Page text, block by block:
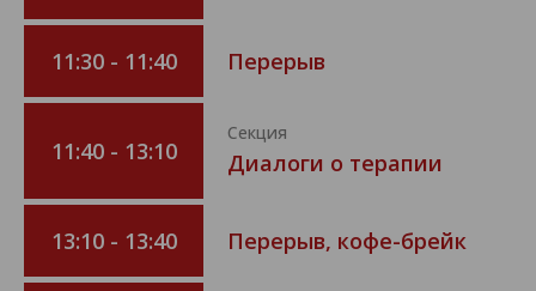
11:30 - 11:40 Перерыв
11:40 - 13:10
Секция
Диалоги о терапии
13:10 - 13:40 Перерыв, кофе-брейк